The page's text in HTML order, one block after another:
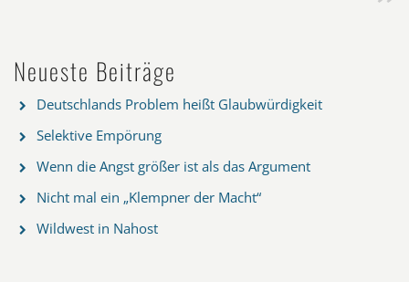
Neueste Beiträge
Deutschlands Problem heißt Glaubwürdigkeit
Selektive Empörung
Wenn die Angst größer ist als das Argument
Nicht mal ein „Klempner der Macht“
Wildwest in Nahost